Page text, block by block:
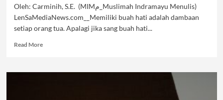
Oleh: Carminih, S.E. (MIMم_Muslimah Indramayu Menulis)
LenSaMediaNews.com__Memiliki buah hati adalah dambaan
setiap orang tua. Apalagi jika sang buah hati...
Read MoreRead
Malapetaka